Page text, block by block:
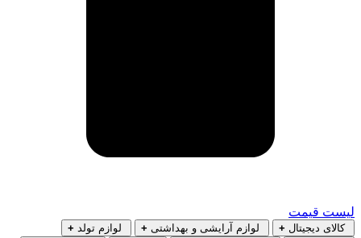
لیست قیمت
کالای دیجیتال + لوازم آرایشی و بهداشتی + لوازم تولد +